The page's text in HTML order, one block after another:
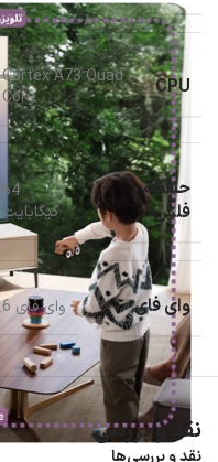
CPU
Cortex A73 Quad
Core
حافظه
فلش
64
گیگابایت
وای فای وای فای 6
نقد و بررسی